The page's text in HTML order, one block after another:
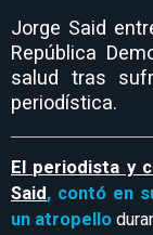
Jorge Said
República
salud tras
periodística.
El periodista y
Said , contó en
un atropello